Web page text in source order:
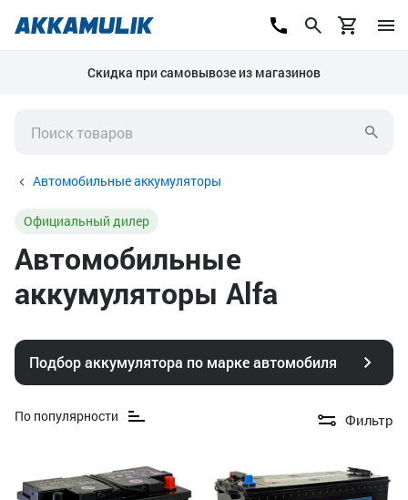
Скидка при самовывозе из магазинов
Автомобильные аккумуляторы
Официальный дилер
Автомобильные
аккумуляторы Alfa
Подбор аккумулятора по марке автомобиля
По популярности Фильтр